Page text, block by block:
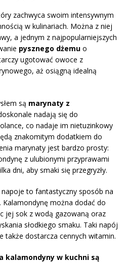
zachwyca swoim intensywnym
w kulinariach. Można z niej
a jednym z najpopularniejszych
pysznego dżemu o
ugotować owoce z
aż osiągną idealną
są marynaty z
nadają się do
co nadaje im nietuzinkowy
znakomitym dodatkiem do
marynaty jest bardzo prosty:
z ulubionymi przyprawami
dni, aby smaki się przegryzły.
to fantastyczny sposób na
można dodać do
jej sok z wodą gazowaną oraz
słodkiego smaku. Taki napój
także dostarcza cennych witamin.
kalamondyny w kuchni są